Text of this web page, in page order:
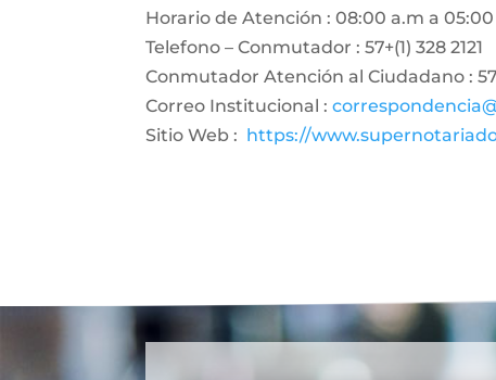
Horario de Atención : 08:00 a.m a
Telefono – Conmutador : 57+(1) 328 2121
Conmutador Atención al Ciudadano :
Correo Institucional :
Sitio Web : https://